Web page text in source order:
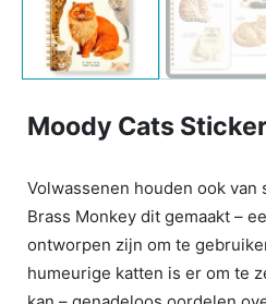
Moody Cats
Volwassenen houden ook van
Brass Monkey dit gemaakt –
ontworpen zijn om te
humeurige katten is er om te